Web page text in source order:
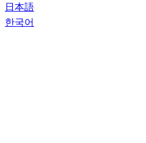
日本語
한국어